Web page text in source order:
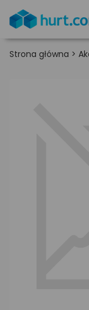
Strona główna >